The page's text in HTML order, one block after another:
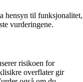
hensyn til funksjonalitet,
vurderingene.
risikoen for
overflater gir